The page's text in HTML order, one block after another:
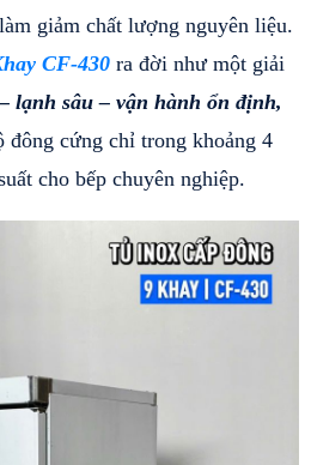
giảm chất lượng nguyên liệu.
CF-430 ra đời như một giải
đông cứng chỉ trong khoảng 4
cho bếp chuyên nghiệp.